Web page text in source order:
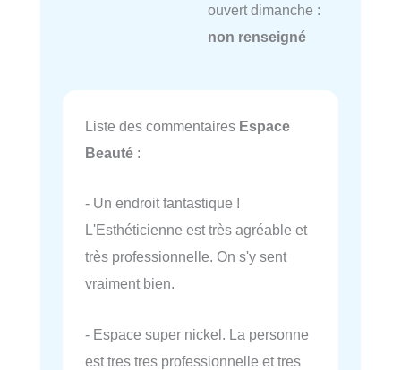
ouvert dimanche :
non renseigné
Liste des commentaires Espace
Beauté :
- Un endroit fantastique !
L'Esthéticienne est très agréable et
très professionnelle. On s'y sent
vraiment bien.
- Espace super nickel. La personne
est tres tres professionnelle et tres